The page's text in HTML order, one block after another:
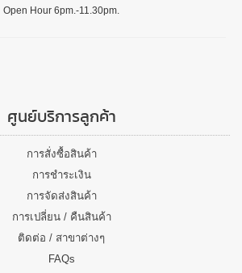
Open Hour 6pm.-11.30pm.
ศูนย์บริการลูกค้า
การสั่งซื้อสินค้า
การชำระเงิน
การจัดส่งสินค้า
การเปลี่ยน / คืนสินค้า
ติดต่อ / สาขาต่างๆ
FAQs